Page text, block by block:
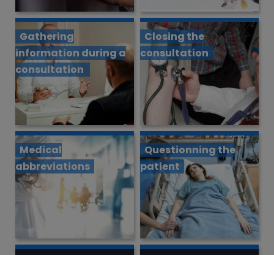
Gathering
information during a
consultation
Closing the
consultation
Medical
abbreviations
Questionning the
patient